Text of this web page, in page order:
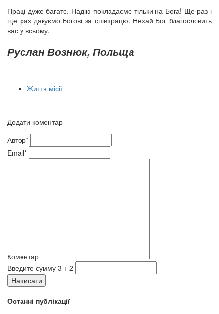
Праці дуже багато. Надію покладаємо тільки на Бога! Ще раз і
ще раз дякуємо Богові за співпрацю. Нехай Бог благословить
вас у всьому.
Руслан Вознюк, Польща
Життя місії
Додати коментар
Автор*
Email*
Коментар
Введите сумму 3 + 2
Написати
Останні публікації